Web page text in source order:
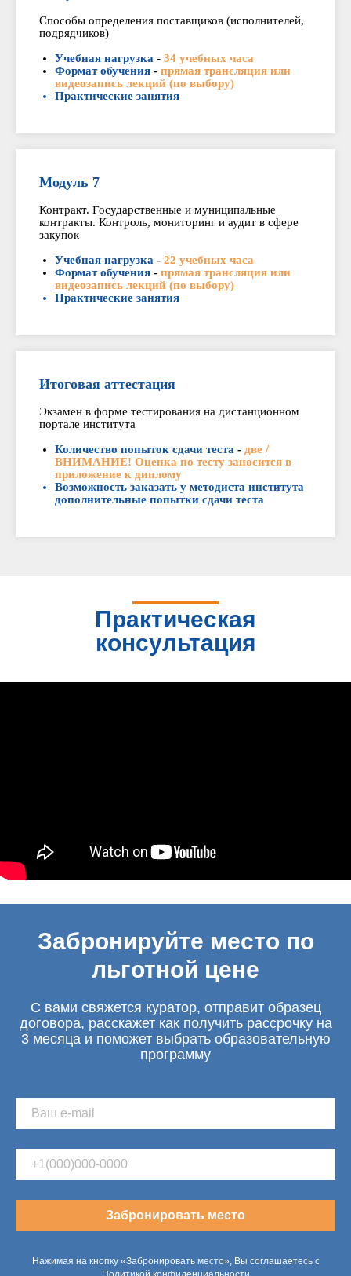
Способы определения поставщиков (исполнителей,
подрядчиков)
Учебная нагрузка - 34 учебных часа
Формат обучения - прямая трансляция или
видеозапись лекций (по выбору)
Практические занятия
Модуль 7
Контракт. Государственные и муниципальные
контракты. Контроль, мониторинг и аудит в сфере
закупок
Учебная нагрузка - 22 учебных часа
Формат обучения - прямая трансляция или
видеозапись лекций (по выбору)
Практические занятия
Итоговая аттестация
Экзамен в форме тестирования на дистанционном
портале института
Количество попыток сдачи теста - две /
ВНИМАНИЕ! Оценка по тесту заносится в
приложение к диплому
Возможность заказать у методиста института
дополнительные попытки сдачи теста
Практическая
консультация
Забронируйте место по
льготной цене
С вами свяжется куратор, отправит образец
договора, расскажет как получить рассрочку на
3 месяца и поможет выбрать образовательную
программу
Забронировать место
Нажимая на кнопку «Забронировать место», Вы соглашаетесь с